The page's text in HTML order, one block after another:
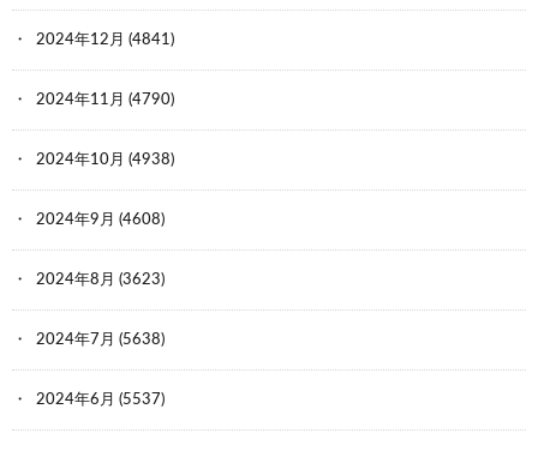
2024年12月 (4841)
2024年11月 (4790)
2024年10月 (4938)
2024年9月 (4608)
2024年8月 (3623)
2024年7月 (5638)
2024年6月 (5537)